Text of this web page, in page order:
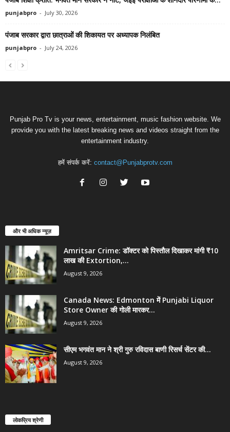
punjabpro - July 30, 2026
पंजाब सरकार द्वारा छात्राओं की शिकायत पर अध्यापक निलंबित
punjabpro - July 24, 2026
Punjab Pro Tv is your news, entertainment, music fashion website. We
provide you with the latest breaking news and videos straight from the
entertainment industry.
हमें संपर्क करें: contact@Punjabprotv.com
और भी अधिक न्यूज़
Amritsar Crime: डॉक्टर को पिस्तौल दिखाकर मांगी ₹10
लाख की Extortion,...
August 9, 2026
Canada News: Edmonton में Punjabi Liquor
Store Owner की गोली मारकर...
August 9, 2026
सीएम भगवंत मान ने श्री गुरु रविदास बाणी रिसर्च सेंटर की...
August 9, 2026
लोकप्रिय श्रेणी